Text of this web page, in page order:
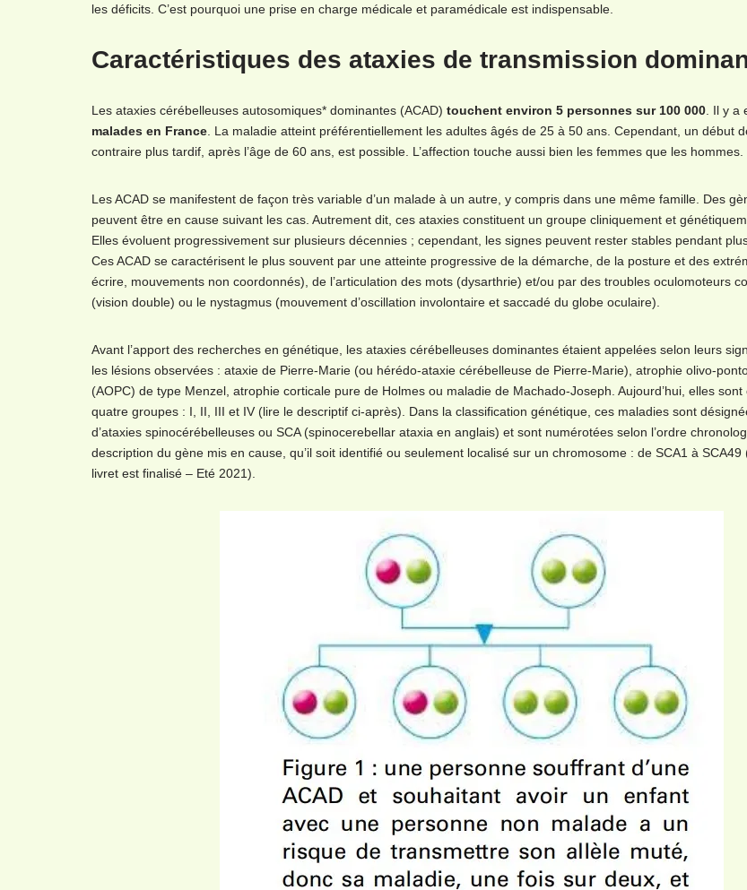
les déficits. C’est pourquoi une prise en charge médicale et paramédicale est indispensable.
Caractéristiques des ataxies de transmission
Les ataxies cérébelleuses autosomiques* dominantes (ACAD) touchent environ 5 personnes sur 100 000 . Il y a
malades en France . La maladie atteint préférentiellement les adultes âgés de 25 à 50 ans. Cependant, un début
contraire plus tardif, après l’âge de 60 ans, est possible. L’affection touche aussi bien les femmes que les hommes.
Les ACAD se manifestent de façon très variable d’un malade à un autre, y compris dans une même famille. Des
peuvent être en cause suivant les cas. Autrement dit, ces ataxies constituent un groupe cliniquement et
Elles évoluent progressivement sur plusieurs décennies ; cependant, les signes peuvent rester stables pendant
Ces ACAD se caractérisent le plus souvent par une atteinte progressive de la démarche, de la posture et des
écrire, mouvements non coordonnés), de l’articulation des mots (dysarthrie) et/ou par des troubles oculomoteurs
(vision double) ou le nystagmus (mouvement d’oscillation involontaire et saccadé du globe oculaire).
Avant l’apport des recherches en génétique, les ataxies cérébelleuses dominantes étaient appelées selon leurs
les lésions observées : ataxie de Pierre-Marie (ou hérédo-ataxie cérébelleuse de Pierre-Marie), atrophie olivo-
(AOPC) de type Menzel, atrophie corticale pure de Holmes ou maladie de Machado-Joseph. Aujourd’hui, elles sont
quatre groupes : I, II, III et IV (lire le descriptif ci-après). Dans la classification génétique, ces maladies sont
d’ataxies spinocérébelleuses ou SCA (spinocerebellar ataxia en anglais) et sont numérotées selon l’ordre
description du gène mis en cause, qu’il soit identifié ou seulement localisé sur un chromosome : de SCA1 à
livret est finalisé – Eté 2021).